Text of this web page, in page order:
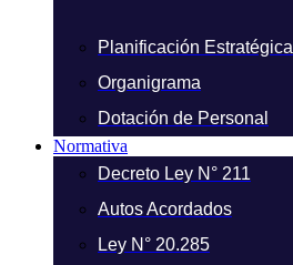
Planificación Estratégica
Organigrama
Dotación de Personal
Normativa
Decreto Ley N° 211
Autos Acordados
Ley N° 20.285